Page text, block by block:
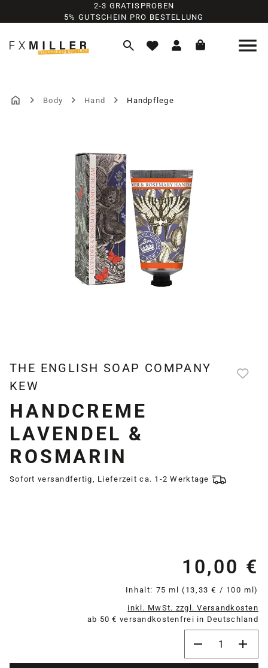
Zum Hauptinhalt springen
2-3 GRATISPROBEN
5% GUTSCHEIN PRO BESTELLUNG
Body Hand Handpflege
Bildergalerie überspringen
THE ENGLISH SOAP COMPANY
KEW
HANDCREME
LAVENDEL &
ROSMARIN
Sofort versandfertig, Lieferzeit ca. 1-2 Werktage
10,00 €
Inhalt: 75 ml(13,33 € / 100 ml)
inkl. MwSt. zzgl. Versandkosten
ab 50 € versandkostenfrei in Deutschland